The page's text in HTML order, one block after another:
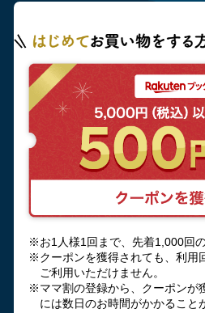
※お1人様1回まで、先着1,000回の
※クーポンを獲得されても、利用
ご利用いただけません。
※ママ割の登録から、クーポンが
には数日のお時間がかかること